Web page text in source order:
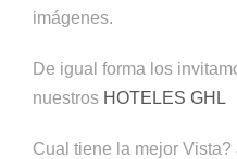
imágenes.
De igual forma los
nuestros HOTELES GHL
Cual tiene la mejor Vista?